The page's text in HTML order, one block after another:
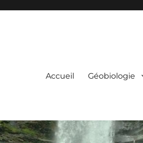
Accueil Géobiologie